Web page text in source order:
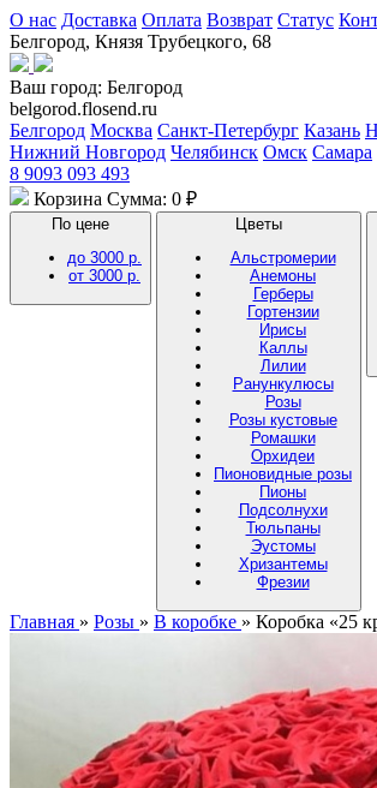
О нас Доставка Оплата Возврат Статус
Белгород, Князя Трубецкого, 68
Ваш город: Белгород
belgorod.flosend.ru
Белгород Москва Санкт-Петербург Казань
Нижний Новгород Челябинск Омск Самара
8 9093 093 493
Корзина Сумма: 0 ₽
По цене
до 3000 р.
от 3000 р.
Цветы
Альстромерии
Анемоны
Герберы
Гортензии
Ирисы
Каллы
Лилии
Ранункулюсы
Розы
Розы кустовые
Ромашки
Орхидеи
Пионовидные розы
Пионы
Подсолнухи
Тюльпаны
Эустомы
Хризантемы
Фрезии
Главная » Розы » В коробке » Коробка «25